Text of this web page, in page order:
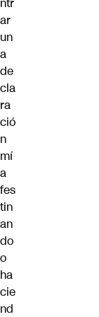
ntr
ar
un
a
de
cla
ra
ció
n
mí
a
fes
tin
an
do
o
ha
cie
nd